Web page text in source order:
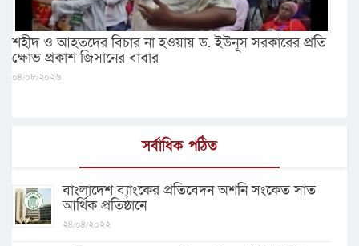
শহীদ ও আহতদের বিচার না হওয়ায় ড. ইউনূস সরকারের প্রতি
ক্ষোভ প্রকাশ জিসানের বাবার
০৪/০৮/২০২৬
সর্বাধিক পঠিত
বাংলাদেশ ব্যাংকের প্রতিবেদন অশনি সংকেত সাত
আর্থিক প্রতিষ্ঠানে
২৪/০৪/২০২২